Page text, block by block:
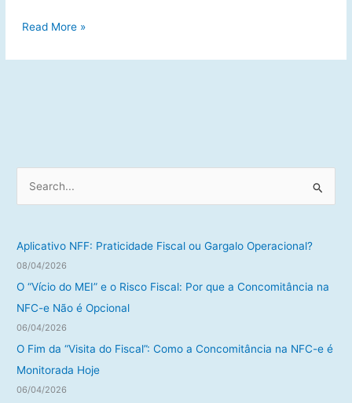
Navegando
Privacidade:
Read More »
q
u
i
s
a
r
p
o
Aplicativo NFF: Praticidade Fiscal ou Gargalo Operacional?
08/04/2026
O “Vício do MEI” e o Risco Fiscal: Por que a Concomitância na
NFC-e Não é Opcional
06/04/2026
O Fim da “Visita do Fiscal”: Como a Concomitância na NFC-e é
Monitorada Hoje
06/04/2026